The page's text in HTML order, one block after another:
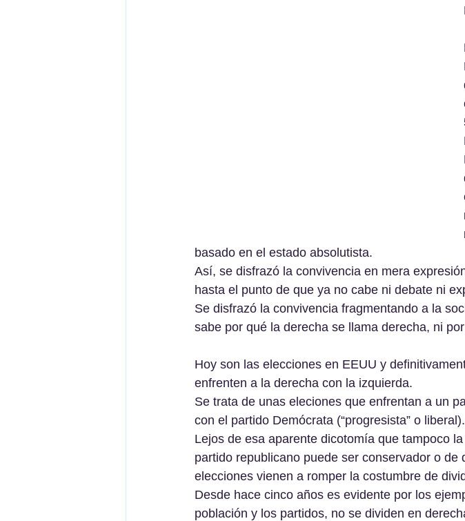
basado en el estado absolutista.
Así, se disfrazó la convivencia en mera
hasta el punto de que ya no cabe ni debate ni
Se disfrazó la convivencia fragmentando a la
sabe por qué la derecha se llama derecha, ni
Hoy son las elecciones en EEUU y
enfrenten a la derecha con la izquierda.
Se trata de unas eleciones que enfrentan a un
con el partido Demócrata (“progresista” o liberal).
Lejos de esa aparente dicotomía que tampoco
partido republicano puede ser conservador o
elecciones vienen a romper la costumbre de
Desde hace cinco años es evidente por los
población y los partidos, no se dividen en